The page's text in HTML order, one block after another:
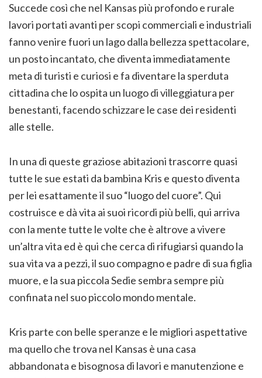
Succede così che nel Kansas più profondo e rurale
lavori portati avanti per scopi commerciali e industriali
fanno venire fuori un lago dalla bellezza spettacolare,
un posto incantato, che diventa immediatamente
meta di turisti e curiosi e fa diventare la sperduta
cittadina che lo ospita un luogo di villeggiatura per
benestanti, facendo schizzare le case dei residenti
alle stelle.
In una di queste graziose abitazioni trascorre quasi
tutte le sue estati da bambina Kris e questo diventa
per lei esattamente il suo “luogo del cuore”. Qui
costruisce e dà vita ai suoi ricordi più belli, qui arriva
con la mente tutte le volte che è altrove a vivere
un’altra vita ed è qui che cerca di rifugiarsi quando la
sua vita va a pezzi, il suo compagno e padre di sua figlia
muore, e la sua piccola Sedie sembra sempre più
confinata nel suo piccolo mondo mentale.
Kris parte con belle speranze e le migliori aspettative
ma quello che trova nel Kansas è una casa
abbandonata e bisognosa di lavori e manutenzione e